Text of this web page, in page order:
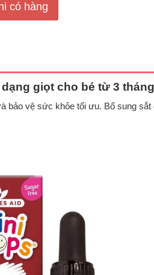
có hàng
giọt cho bé từ 3
bảo vệ sức khỏe tối ưu. Bổ sung